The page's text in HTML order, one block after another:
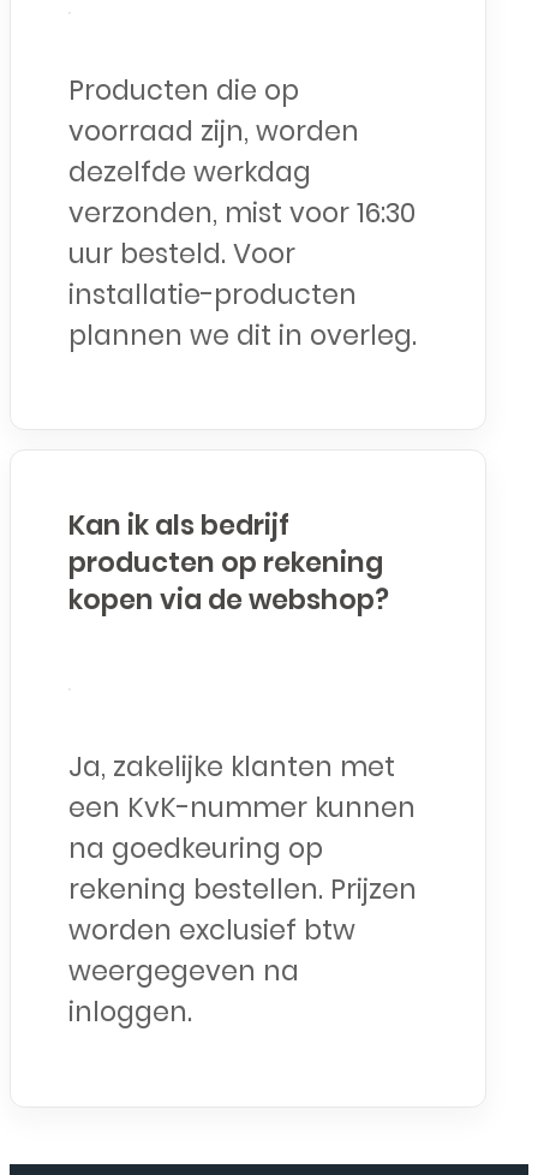
Producten die op
voorraad zijn, worden
dezelfde werkdag
verzonden, mist voor 16:30
uur besteld. Voor
installatie-producten
plannen we dit in overleg.
Kan ik als bedrijf
producten op rekening
kopen via de webshop?
Ja, zakelijke klanten met
een KvK-nummer kunnen
na goedkeuring op
rekening bestellen. Prijzen
worden exclusief btw
weergegeven na
inloggen.